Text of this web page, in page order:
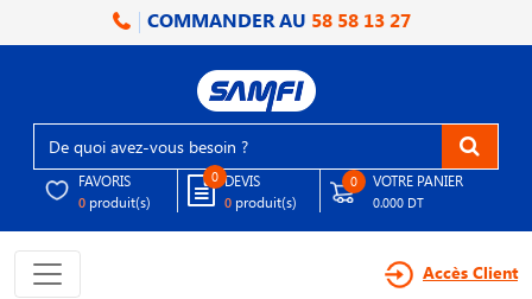
COMMANDER AU 58 58 13 27
FAVORIS
0 produit(s)
0 DEVIS
0 produit(s)
0 VOTRE PANIER
0.000 DT
Accès Client